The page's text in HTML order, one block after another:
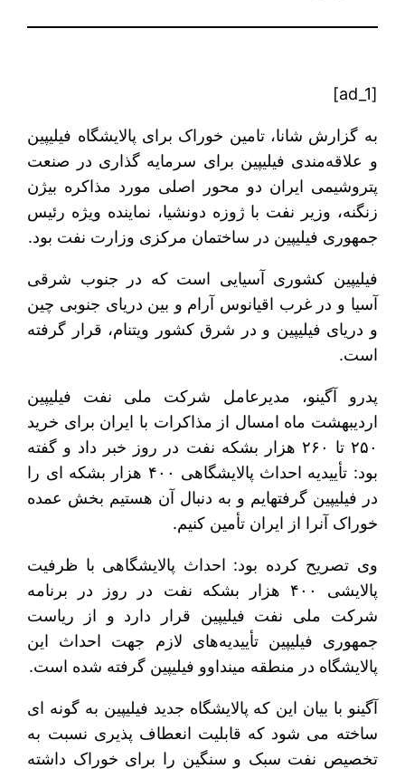
[ad_1]
به گزارش شانا، تامین خوراک برای پالایشگاه فیلیپین
و علاقه‌مندی فیلیپین برای سرمایه گذاری در صنعت
پتروشیمی ایران دو محور اصلی مورد مذاکره بیژن
زنگنه، وزیر نفت با ژوزه دونشیا، نماینده ویژه رئیس
جمهوری فیلیپین در ساختمان مرکزی وزارت نفت بود.
فیلیپین کشوری آسیایی است که در جنوب شرقی
آسیا و در غرب اقیانوس آرام و بین دریای جنوبی چین
و دریای فیلیپین و در شرق کشور ویتنام، قرار گرفته
است.
پدرو آگینو، مدیرعامل شرکت ملی نفت فیلیپین
اردیبهشت ماه امسال از مذاکرات با ایران برای خرید
۲۵۰ تا ۲۶۰ هزار بشکه نفت در روز خبر داد و گفته
بود: تأییدیه احداث پالایشگاهی ۴۰۰ هزار بشکه ای را
در فیلیپین گرفته‎ایم و به دنبال آن هستیم بخش عمده
خوراک آنرا از ایران تأمین کنیم.
وی تصریح کرده بود: احداث پالایشگاهی با ظرفیت
پالایشی ۴۰۰ هزار بشکه نفت در روز در برنامه
شرکت ملی نفت فیلیپین قرار دارد و از ریاست
جمهوری فیلیپین تأییدیه‌های لازم جهت احداث این
پالایشگاه در منطقه مینداوو فیلیپین گرفته شده است.
آگینو با بیان این که پالایشگاه جدید فیلیپین به گونه ای
ساخته می شود که قابلیت انعطاف پذیری نسبت به
تخصیص نفت سبک و سنگین را برای خوراک داشته